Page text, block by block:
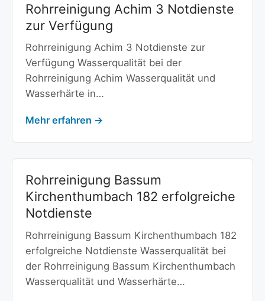
Rohrreinigung Achim 3 Notdienste
zur Verfügung
Rohrreinigung Achim 3 Notdienste zur
Verfügung Wasserqualität bei der
Rohrreinigung Achim Wasserqualität und
Wasserhärte in…
Mehr erfahren →
Rohrreinigung Bassum
Kirchenthumbach 182 erfolgreiche
Notdienste
Rohrreinigung Bassum Kirchenthumbach 182
erfolgreiche Notdienste Wasserqualität bei
der Rohrreinigung Bassum Kirchenthumbach
Wasserqualität und Wasserhärte…